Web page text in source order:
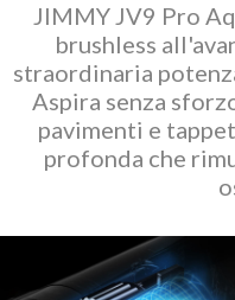
JlMMY JV9 Pro
brushless
straordinaria
Aspira senza
pavimenti e
profonda che